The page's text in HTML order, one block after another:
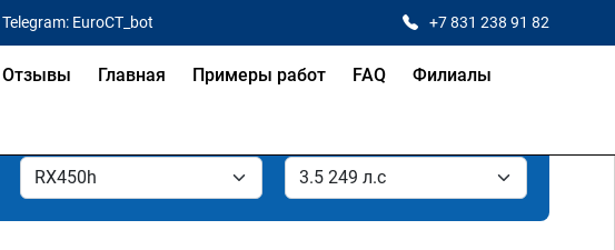
Telegram: EuroCT_bot +7 831 238 91 82
Отзывы Главная Примеры работ FAQ Филиалы